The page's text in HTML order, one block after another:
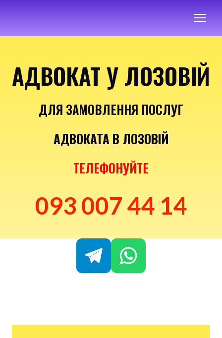
АДВОКАТ У ЛОЗОВІЙ
ДЛЯ ЗАМОВЛЕННЯ ПОСЛУГ
АДВОКАТА В ЛОЗОВІЙ
ТЕЛЕФОНУЙТЕ
093 007 44 14